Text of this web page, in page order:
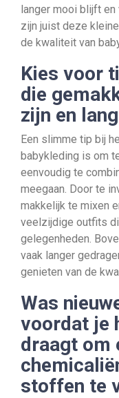
langer mooi blijft
zijn juist deze
de kwaliteit van
Kies voor
die
zijn en
Een slimme tip bij
babykleding is om
eenvoudig te
meegaan. Door te
makkelijk te mixen
veelzijdige outfits
gelegenheden.
vaak langer
genieten van de
Was
voordat je
draagt om
stoffen te